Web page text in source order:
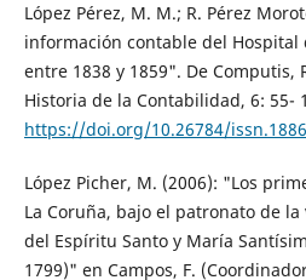
López Pérez, M. M.; R. Pérez
información contable del Hospital
entre 1838 y 1859". De Computis,
Historia de la Contabilidad, 6: 55-
https://doi.org/10.26784/
López Picher, M. (2006): "Los
La Coruña, bajo el patronato de
del Espíritu Santo y María
1799)" en Campos, F.